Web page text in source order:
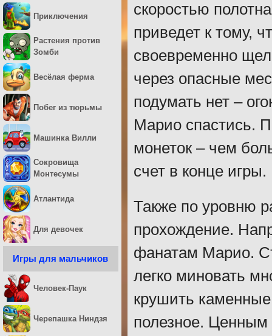
скоростью
приведет к тому,
своевременно
через опасные
подумать нет –
Марио спастись.
монеток – чем
счет в конце игры.
Также по уровню
прохождение.
фанатам Марио.
легко миновать
крушить
полезное. Ценным
Приключения
Растения против
Зомби
Весёлая ферма
Побег из тюрьмы
Машинка Вилли
Сокровища
Монтесумы
Атлантида
Для девочек
Игры для мальчиков
Человек-Паук
Черепашка Ниндзя